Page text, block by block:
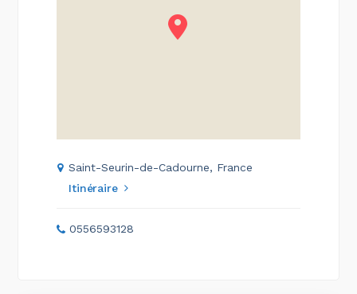
Saint-Seurin-de-Cadourne, France
Itinéraire
0556593128